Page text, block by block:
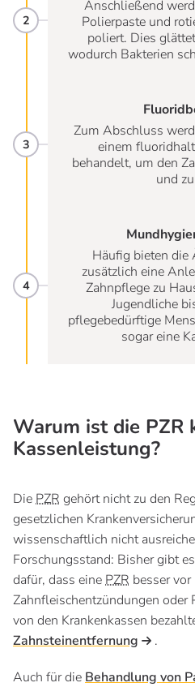
Anschließend
Polierpaste und
poliert. Dies
wodurch Bakterien
Zum Abschluss
einem
behandelt, um den
und
Häufig bieten die
zusätzlich eine
Zahnpflege zu
Jugendliche
pflegebedürftige
sogar eine
Warum ist die PZR
Kassenleistung?
DiePZR gehört nicht zu den
gesetzlichen
wissenschaftlich nicht
Forschungsstand: Bisher gibt
dafür, dass einePZR besser vor
Zahnfleischentzündungen
von den Krankenkassen
Zahnsteinentfernung
.
Auch für die Behandlung von